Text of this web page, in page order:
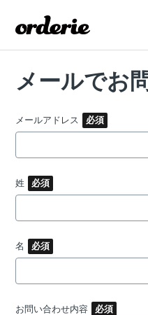
メールでお
メールアドレス
姓
名
お問い合わせ内容